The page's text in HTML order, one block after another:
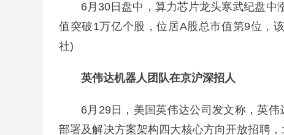
6月30日盘中，算力芯片龙头寒武纪盘中
值突破1万亿个股，位居A股总市值第9位，
社)
英伟达机器人团队在京沪深招人
6月29日，美国英伟达公司发文称，英伟
部署及解决方案架构四大核心方向开放招聘